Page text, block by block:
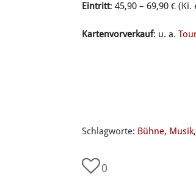
Eintritt: 45,90 – 69,90 € (Ki.
Kartenvorverkauf: u. a.
Schlagworte: Bühne, Musik
0